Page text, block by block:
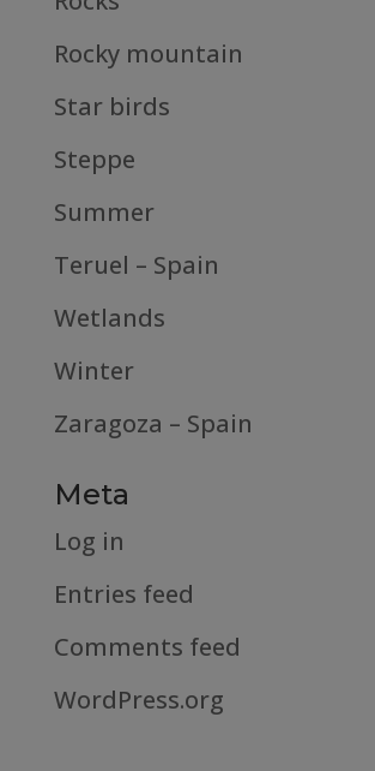
Rocky mountain
Star birds
Steppe
Summer
Teruel – Spain
Wetlands
Winter
Zaragoza – Spain
Meta
Log in
Entries feed
Comments feed
WordPress.org